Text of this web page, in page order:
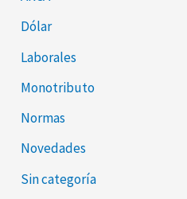
Dólar
Laborales
Monotributo
Normas
Novedades
Sin categoría